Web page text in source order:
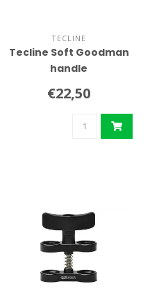
TECLINE
Tecline Soft Goodman
handle
€22,50